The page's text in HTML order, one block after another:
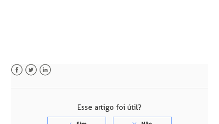
Esse artigo foi útil?